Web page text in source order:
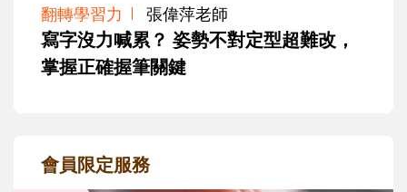
翻轉學習力 張偉萍老師
寫字沒力喊累？ 姿勢不對定型超難改，
掌握正確握筆關鍵
會員限定服務